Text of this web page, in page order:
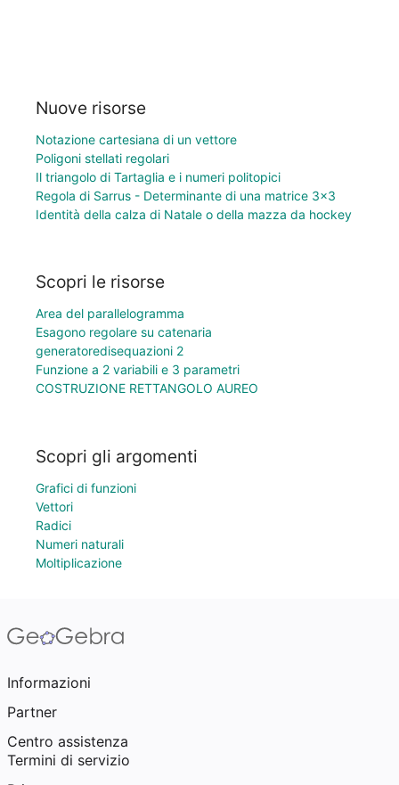
Nuove risorse
Notazione cartesiana di un vettore
Poligoni stellati regolari
Il triangolo di Tartaglia e i numeri politopici
Regola di Sarrus - Determinante di una matrice 3×3
Identità della calza di Natale o della mazza da hockey
Scopri le risorse
Area del parallelogramma
Esagono regolare su catenaria
generatoredisequazioni 2
Funzione a 2 variabili e 3 parametri
COSTRUZIONE RETTANGOLO AUREO
Scopri gli argomenti
Grafici di funzioni
Vettori
Radici
Numeri naturali
Moltiplicazione
Informazioni
Partner
Centro assistenza
Termini di servizio